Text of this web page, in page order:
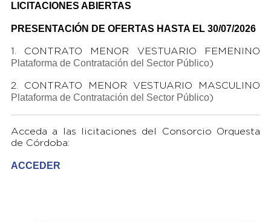
LICITACIONES ABIERTAS
PRESENTACIÓN DE OFERTAS HASTA EL 30/07/2026
1. CONTRATO MENOR VESTUARIO FEMENINO
Plataforma de Contratación del Sector Público)
2. CONTRATO MENOR VESTUARIO MASCULINO
Plataforma de Contratación del Sector Público)
Acceda a las licitaciones del Consorcio Orquesta
de Córdoba:
ACCEDER